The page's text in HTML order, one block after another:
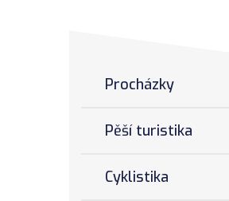
Procházky
Pěší turistika
Cyklistika